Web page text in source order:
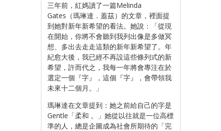
三年前，紅媽讀了一篇Melinda
Gates（瑪琳達．蓋茲）的文章，裡面提
到她對新年新希望的看法。她說：「從現
在開始，你將不會聽到我列出像是多做冥
想、多出去走走這類的新年新希望了。年
紀愈大後，我已經不再設這些條列式的新
希望，許而代之，我每一年將會專注在於
選定一個『字』，這個『字』，會帶領我
未來十二個月。」
瑪琳達在文章提到：她之前給自己的字是
Gentle「柔和 。」她從以往就是一位高標
準的人，總是企圖成為社會所期待的「完